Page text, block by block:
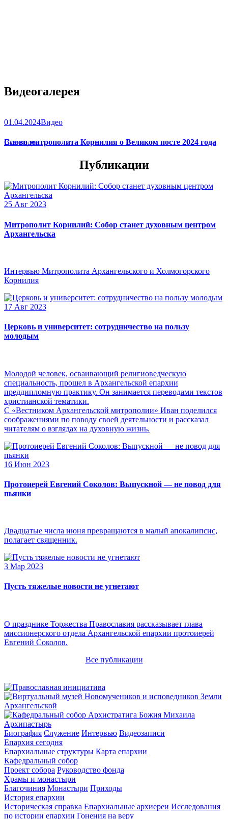
Видеогалерея
01.04.2024Видео
Слово митрополита Корнилия о Великом посте 2024 года
Все видео
Публикации
25 Авг 2023
Митрополит Корнилий: Собор станет духовным центром
Архангельска
Интервью Митрополита Архангельского и Холмогорского
Корнилия
17 Авг 2023
Церковь и университет: сотрудничество на пользу
молодым
Молодой человек, осваивающий религиоведческую
специальность, прошел в Архангельской епархии
преддипломную практику. Он занимается переводами текстов
христианской тематики.
С «Вестником Архангельской митрополии» Иван поделился
соображениями по поводу своей деятельности и рассказал
читателям о взглядах на духовную жизнь.
16 Июн 2023
Протоиерей Евгений Соколов: Выпускной — не повод для
пьянки
Двадцатые числа июня превращаются в малый апокалипсис,
полагает священник.
3 Мар 2023
Пусть тяжелые новости не угнетают
О празднике Торжества Православия рассказывает глава
миссионерского отдела Архангельской епархии протоиерей
Евгений Соколов.
Все публикации
Архипастырь
Биография Служение Интервью Видеозаписи
Епархия сегодня
Епархиальные структуры Карта епархии
Кафедральный собор
Проект собора Руководство фонда
Храмы и монастыри
Благочиния Монастыри Приходы
История епархии
Историческая справка Епархиальные архиереи Исследования
по истории епархии Гонения на веру